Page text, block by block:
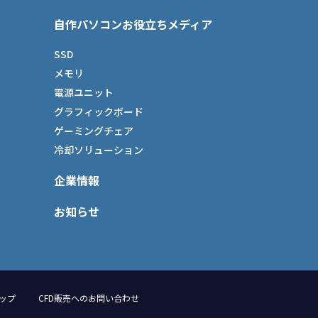
自作パソコンお役立ちメディア
SSD
メモリ
電源ユニット
グラフィックボード
ゲーミングチェア
冷却ソリューション
企業情報
お知らせ
プ CFD販売へのお問い合わせ